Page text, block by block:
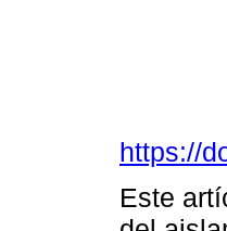
https://
Este